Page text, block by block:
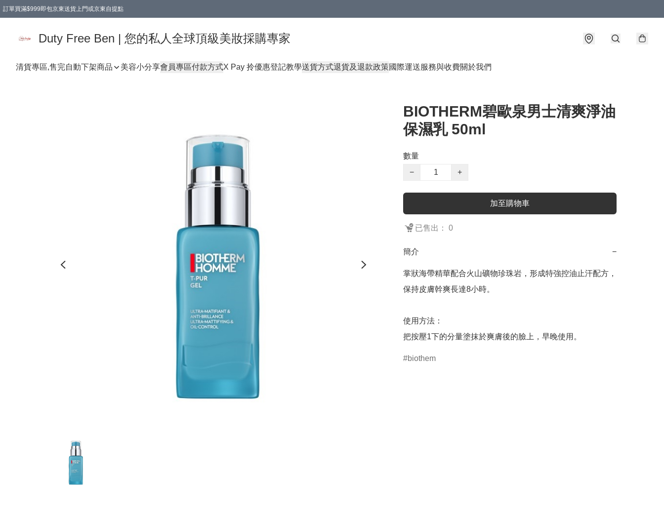
訂單買滿$999即包京東送貨上門或京東自提點
Duty Free Ben | 您的私人全球頂級美妝採購專家
清貨專區,售完自動下架商品 美容小分享會員專區付款方式X Pay 拎優惠登記教學送貨方式退貨及退款政策國際運送服務與收費關於我們
BIOTHERM碧歐泉男士清爽淨油
保濕乳 50ml
數量
−
+
加至購物車
已售出： 0
簡介 −
掌狀海帶精華配合火山礦物珍珠岩，形成特強控油止汗配方，
保持皮膚幹爽長達8小時。
使用方法：
把按壓1下的分量塗抹於爽膚後的臉上，早晚使用。
biothem